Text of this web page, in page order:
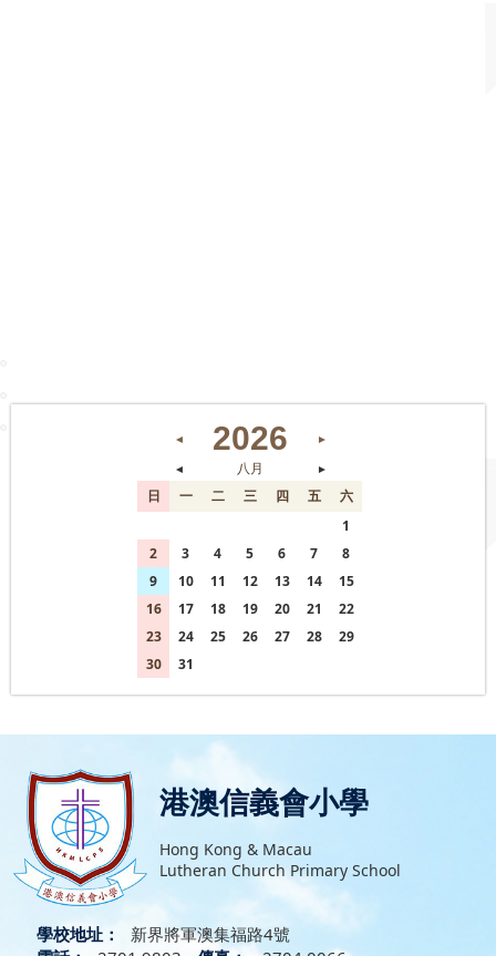
◄ 2026
►
◄
八月 ►
日 一 二 三 四 五
六
1
2
3 4 5 6 7
8
9
10 11 12 13 14
15
16
17 18 19 20 21
22
23
24 25 26 27 28
29
30
31
港澳信義會小學
Hong Kong & Macau
Lutheran Church Primary School
學校地址：
新界將軍澳集福路4號